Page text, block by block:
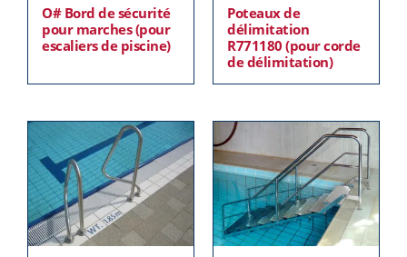
O# Bord de sécurité
pour marches (pour
escaliers de piscine)
Poteaux de
délimitation
R771180 (pour corde
de délimitation)